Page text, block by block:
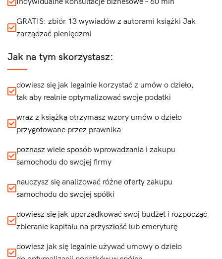
GRATIS: zbiór 13 wywiadów z autorami książki Jak
zarządzać pieniędzmi
Jak na tym skorzystasz:
dowiesz się jak legalnie korzystać z umów o dzieło,
tak aby realnie optymalizować swoje podatki
wraz z książką otrzymasz wzory umów o dzieło
przygotowane przez prawnika
poznasz wiele sposób wprowadzania i zakupu
samochodu do swojej firmy
nauczysz się analizować różne oferty zakupu
samochodu do swojej spółki
dowiesz się jak uporządkować swój budżet i rozpocząć
zbieranie kapitału na przyszłość lub emeryturę
dowiesz jak się legalnie używać umowy o dzieło